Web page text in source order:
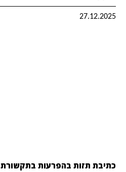
27.12.2025
כתיבת תזות בהפרעות בתקשורת